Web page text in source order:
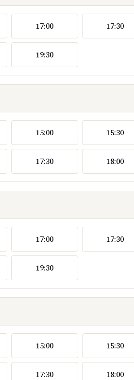
17:00 17:30
19:30
15:00 15:30
17:30 18:00
17:00 17:30
19:30
15:00 15:30
17:30 18:00